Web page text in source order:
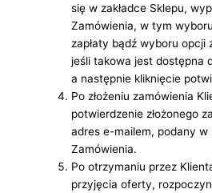
się w zakładce Sklepu,
Zamówienia, w tym
zapłaty bądź wyboru opcji
jeśli takowa jest dostępna
a następnie kliknięcie
Po złożeniu zamówienia
potwierdzenie złożonego
adres e-mailem, podany w
Zamówienia.
Po otrzymaniu przez
przyjęcia oferty,